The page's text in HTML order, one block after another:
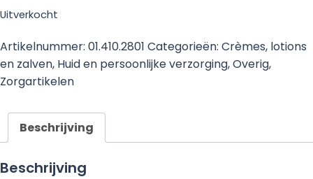
Uitverkocht
Artikelnummer: 01.410.2801 Categorieën: Crèmes, lotions
en zalven, Huid en persoonlijke verzorging,Overig,
Zorgartikelen
Beschrijving
Beschrijving